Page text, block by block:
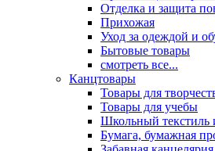
Отделка и защита
Прихожая
Уход за одеждой и
Бытовые товары
смотреть все...
Канцтовары
Товары для
Товары для учебы
Школьный текстиль
Бумага, бумажная